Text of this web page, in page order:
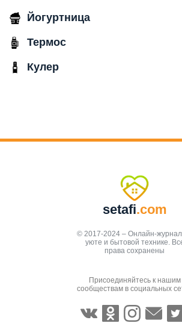
Йогуртница
Термос
Кулер
setafi.com
© 2017-2024 – Онлайн-
уюте и бытовой технике.
права сохранены
Присоединяйтесь к нашим
сообществам в социальных